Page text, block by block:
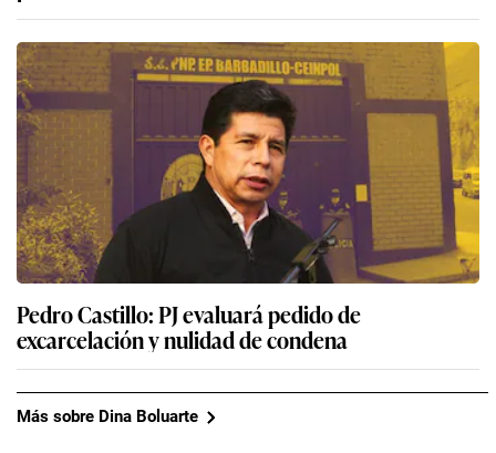
Pedro Castillo: PJ evaluará pedido de
excarcelación y nulidad de condena
Más sobre Dina Boluarte